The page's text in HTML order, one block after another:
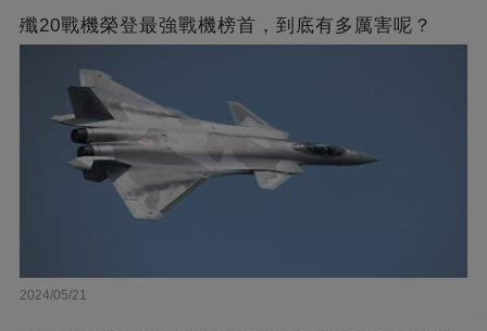
殲20戰機榮登最強戰機榜首，到底有多厲害呢？
2024/05/21